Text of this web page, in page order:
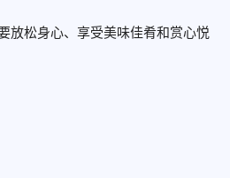
放松身心、享受美味佳肴和赏心悦